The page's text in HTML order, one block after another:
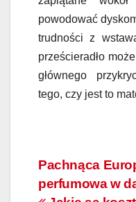
powodować
trudności z
prześcieradło
głównego
tego, czy jest to
wpisu
Pachnąca
perfumowa w